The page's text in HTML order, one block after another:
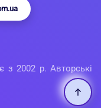
з 2002 р. Авторські